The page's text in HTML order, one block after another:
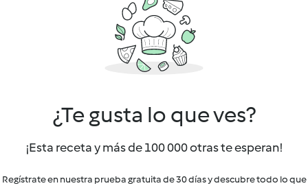
¿Te gusta lo que ves?
¡Esta receta y más de 100 000 otras te esperan!
Regístrate en nuestra prueba gratuita de 30 días y descubre todo lo que